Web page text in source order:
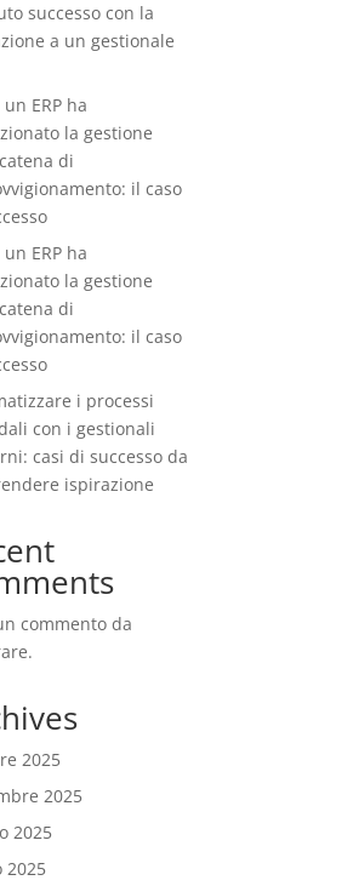
successo con la
a un gestionale
un ERP ha
la gestione
di
il caso
un ERP ha
la gestione
di
il caso
i processi
con i gestionali
casi di successo da
ispirazione
commento da
2025
2025
2025
2025